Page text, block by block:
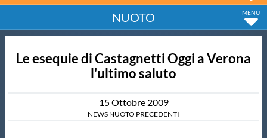
Tuffi
NUOTO
Le esequie di Castagnetti Oggi a Verona
l'ultimo saluto
15Ottobre 2009
NEWS NUOTO PRECEDENTI